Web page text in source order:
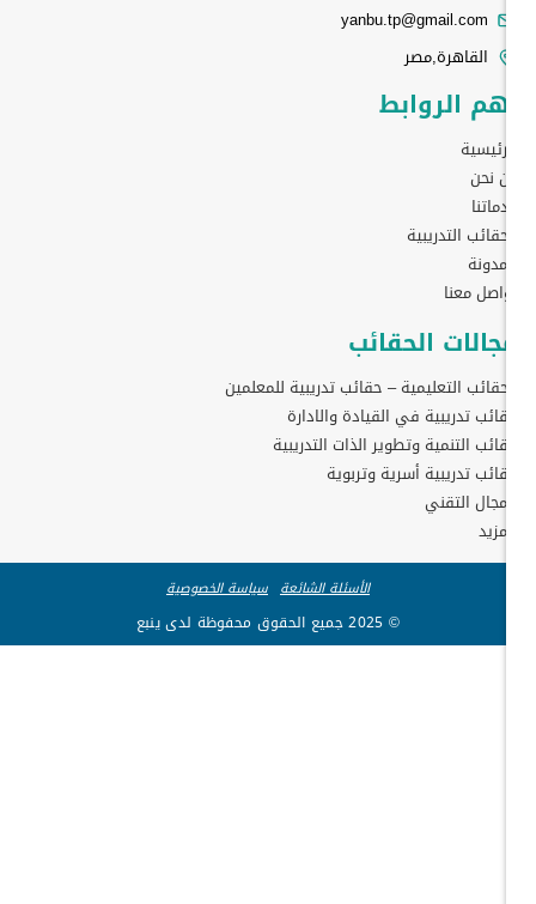
yanbu.tp@gmail.com
القاهرة,مصر
الروابط
نحن
التدريبية
معنا
الحقائب
التعليمية – حقائب تدريبية للمعلمين
تدريبية في القيادة والادارة
التنمية وتطوير الذات التدريبية
تدريبية أسرية وتربوية
التقني
الأسئلة الشائعة سياسة الخصوصية